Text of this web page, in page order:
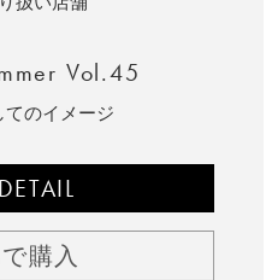
Vol.45
のイメージ
購入